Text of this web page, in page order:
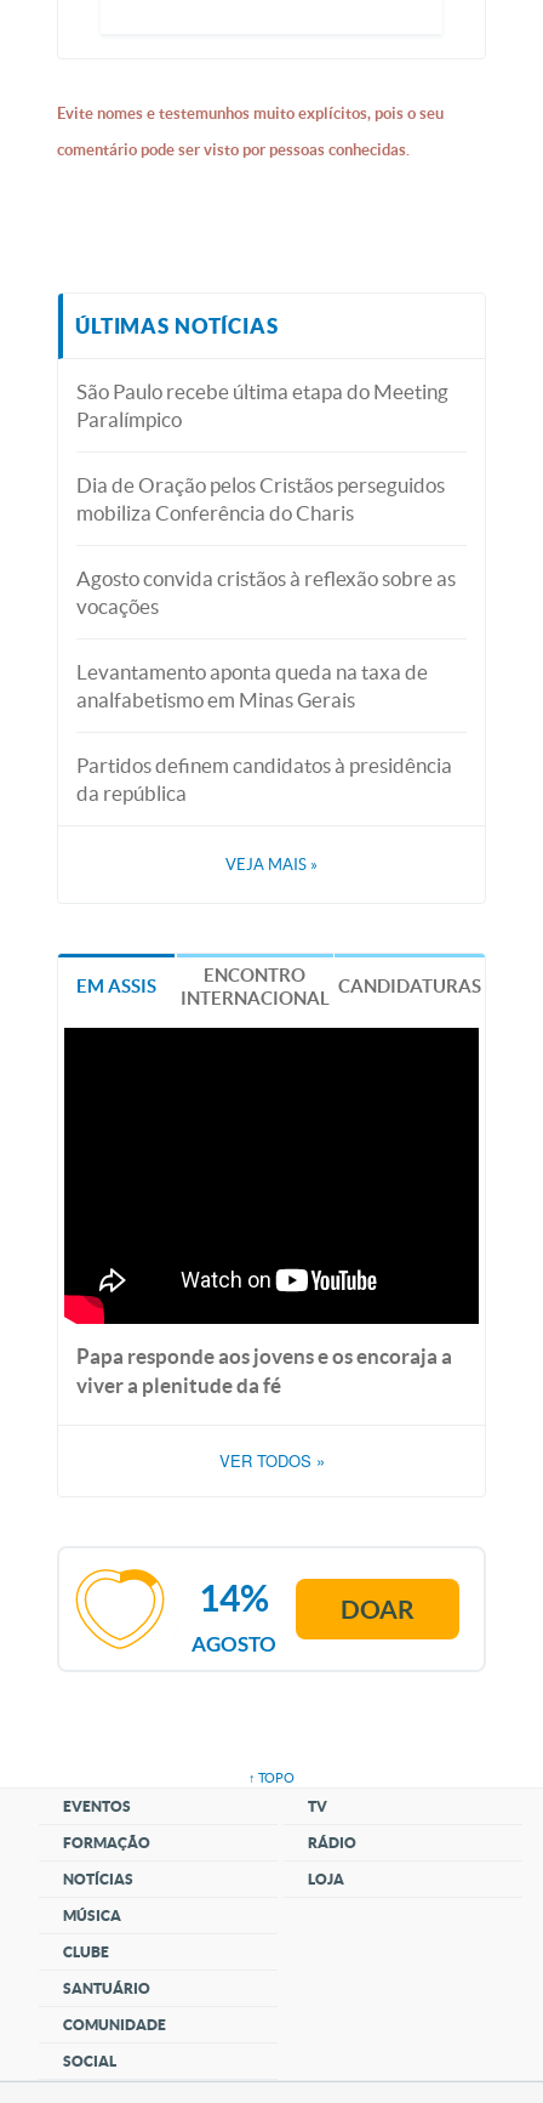
Evite nomes e testemunhos muito explícitos, pois o seu
comentário pode ser visto por pessoas conhecidas.
ÚLTIMAS NOTÍCIAS
São Paulo recebe última etapa do Meeting
Paralímpico
Dia de Oração pelos Cristãos perseguidos
mobiliza Conferência do Charis
Agosto convida cristãos à reflexão sobre as
vocações
Levantamento aponta queda na taxa de
analfabetismo em Minas Gerais
Partidos definem candidatos à presidência
da república
VEJA MAIS »
EM ASSIS
ENCONTRO
INTERNACIONAL
CANDIDATURAS
Papa responde aos jovens e os encoraja a
viver a plenitude da fé
VER TODOS »
AGOSTO
14% DOAR
↑ TOPO
EVENTOS
FORMAÇÃO
NOTÍCIAS
MÚSICA
CLUBE
SANTUÁRIO
COMUNIDADE
SOCIAL
TV
RÁDIO
LOJA